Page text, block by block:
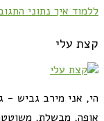
ללמוד איך נתוני
קצת עלי
הי, אני מירב גביש -
אופה, מבשלת,